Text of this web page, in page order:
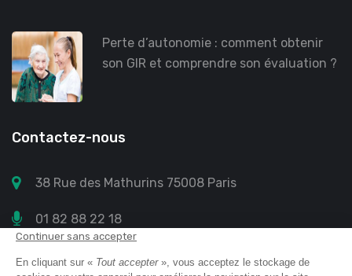
Perte d’autonomie : comment obtenir
son GIR et comprendre son évaluation ?
Contactez-nous
38 Rue des Mathurins 75008 Paris
01 82 88 22 18
contact@annuaire-retraite.com